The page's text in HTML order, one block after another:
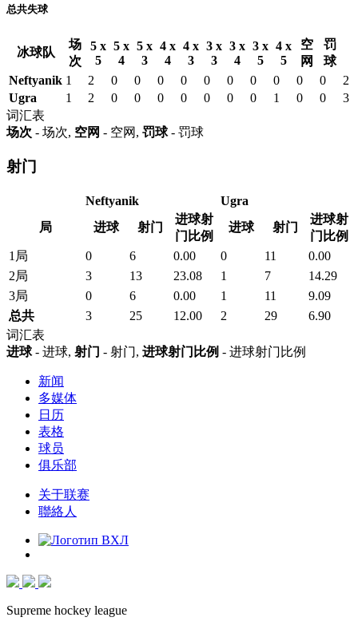
总共失球
冰球队
场
次
5 x
5
5 x
4
5 x
3
4 x
4
4 x
3
3 x
3
3 x
4
3 x
5
4 x
5
空
网
罚
球
Neftyanik 1 2 0 0 0 0 0 0 0 0 0 0
2
Ugra
1 2 0 0 0 0 0 0 0 1 0 0
3
词汇表
场次 - 场次, 空网 - 空网, 罚球- 罚球
射门
Neftyanik
Ugra
局
进球 射门
进球射
门比例
进球 射门
进球射
门比例
1局
0 6 0.00 0 11
0.00
2局
3 13 23.08 1 7
14.29
3局
0 6 0.00 1 11
9.09
总共
3 25 12.00 2 29
6.90
词汇表
进球- 进球, 射门 - 射门, 进球射门比例 - 进球射门比例
新闻
多媒体
日历
表格
球员
俱乐部
关于联赛
聯絡人
Supreme hockey league